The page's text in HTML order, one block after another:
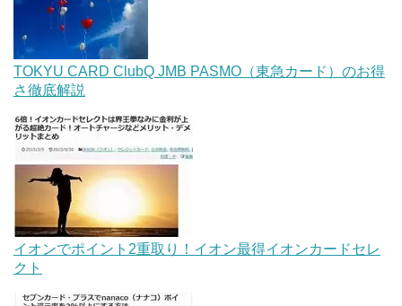
TOKYU CARD ClubQ JMB PASMO（東急カード）のお得
さ徹底解説
イオンでポイント2重取り！イオン最得イオンカードセレ
クト